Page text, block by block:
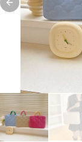
Previous slide